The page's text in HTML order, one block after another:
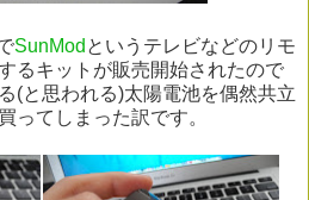
SunMod というテレビなどのリモ
るキットが販売開始されたので
(と思われる)太陽電池を偶然共立
買ってしまった訳です。